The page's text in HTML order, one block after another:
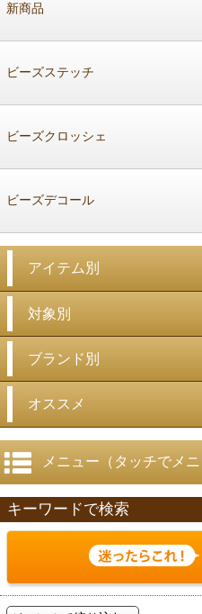
新商品
ビーズステッチ
ビーズクロッシェ
ビーズデコール
アイテム別
対象別
ブランド別
オススメ
メニュー（タッチでメニ
キーワードで検索